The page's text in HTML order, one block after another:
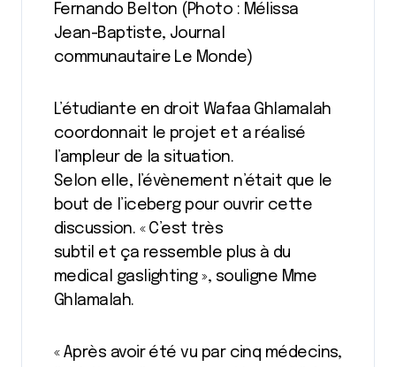
Fernando Belton (Photo : Mélissa
Jean-Baptiste, Journal
communautaire Le Monde)
L’étudiante en droit Wafaa Ghlamalah
coordonnait le projet et a réalisé
l’ampleur de la situation.
Selon elle, l’évènement n’était que le
bout de l’iceberg pour ouvrir cette
discussion. « C’est très
subtil et ça ressemble plus à du
medical gaslighting », souligne Mme
Ghlamalah.
« Après avoir été vu par cinq médecins,